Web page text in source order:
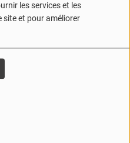
les services et les
et pour améliorer